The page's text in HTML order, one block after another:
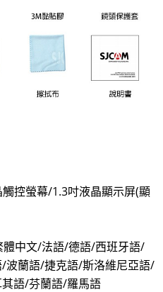
控螢幕/1.3吋液晶顯示屏(顯
中文/法語/德語/西班牙語/
蘭語/捷克語/斯洛維尼亞語/
語/芬蘭語/羅馬語